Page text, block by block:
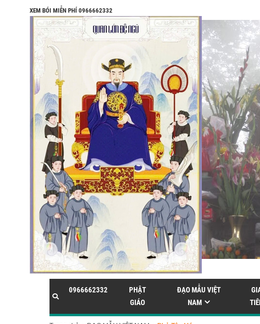
XEM BÓI MIỄN PHÍ 0966662332
0966662332
PHẬT
GIÁO
ĐẠO MẪU VIỆT
NAM